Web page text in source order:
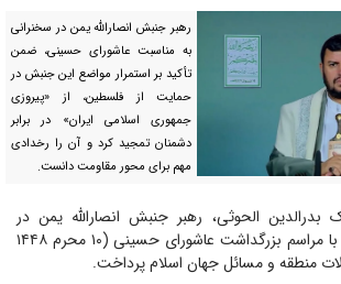
رهبر جنبش انصارالله یمن در سخنرانی
به مناسبت عاشورای حسینی، ضمن
تأکید بر استمرار مواضع این جنبش در
حمایت از فلسطین، از «پیروزی
جمهوری اسلامی ایران» در برابر
دشمنان تمجید کرد و آن را رخدادی
مهم برای محور مقاومت دانست.
بدرالدین الحوثی، رهبر جنبش انصارالله یمن در
سخنرانی خود همزمان با مراسم بزرگداشت عاشورای حسینی (۱۰ محرم ۱۴۴۸
منطقه و مسائل جهان اسلام پرداخت.